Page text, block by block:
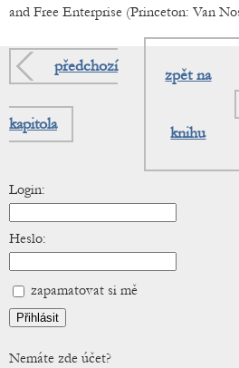
and Free Enterprise (Princeton: Van
předchozí
kapitola
zpět na
knihu
Login:
Heslo:
zapamatovat si mě
Nemáte zde účet?